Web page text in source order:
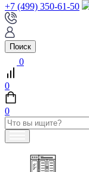
+7 (499) 350-61-50
Поиск
0
0
0